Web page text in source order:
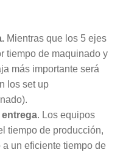
Mientras que los 5 ejes
tiempo de maquinado y
más importante será
los set up
. Los equipos
tiempo de producción,
un eficiente tiempo de